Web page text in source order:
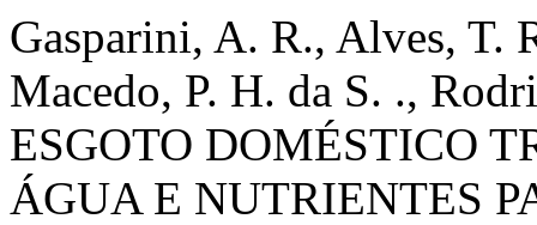
Gasparini, A. R., Alves, T.
Macedo, P. H. da S. .,
ESGOTO DOMÉSTICO
ÁGUA E NUTRIENTES